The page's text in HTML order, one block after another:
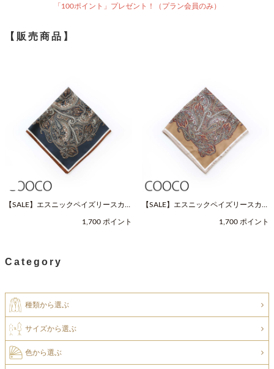
「100ポイント」プレゼント！（プラン会員のみ）
【販売商品】
【SALE】エスニックペイズリースカー
1,700 ポイント
【SALE】エスニックペイズリースカー
1,700 ポイント
Category
種類から選ぶ
サイズから選ぶ
色から選ぶ